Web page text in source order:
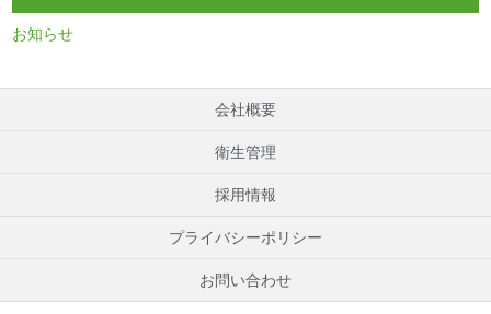
お知らせ
会社概要
衛生管理
採用情報
プライバシーポリシー
お問い合わせ